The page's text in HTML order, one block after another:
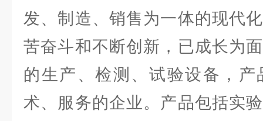
发、制造、销售为一体的现代
苦奋斗和不断创新，已成长为
的生产、检测、试验设备，
术、服务的企业。产品包括实